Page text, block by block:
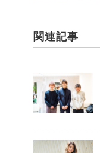
関連記事